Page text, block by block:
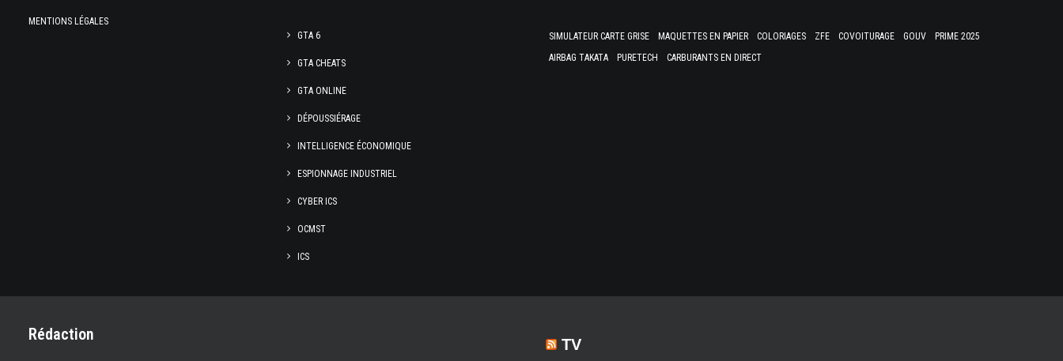
MENTIONS LÉGALES
GTA 6
GTA CHEATS
GTA ONLINE
DÉPOUSSIÉRAGE
INTELLIGENCE ÉCONOMIQUE
ESPIONNAGE INDUSTRIEL
CYBER ICS
OCMST
ICS
SIMULATEUR CARTE GRISE MAQUETTES EN PAPIER COLORIAGES ZFE COVOITURAGE GOUV
PRIME 2025
AIRBAG TAKATA
PURETECH CARBURANTS EN DIRECT
Rédaction
TV